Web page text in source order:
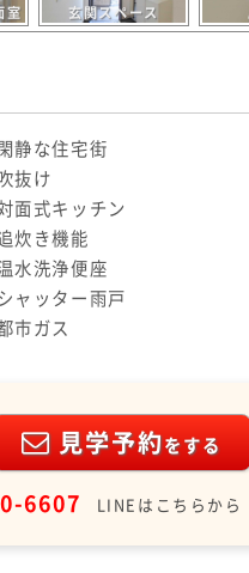
室 玄関スペース
静な住宅街
抜け
面式キッチン
炊き機能
水洗浄便座
ャッター雨戸
市ガス
見学予約をする
6607 LINEはこちらから